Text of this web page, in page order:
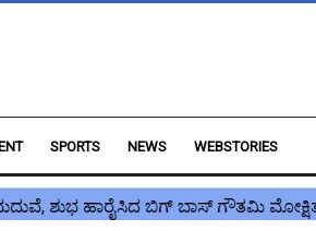
SPORTS NEWS WEBSTORIES